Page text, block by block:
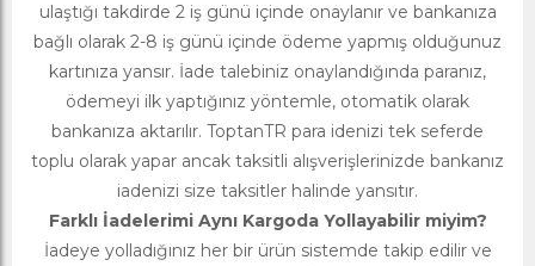
ulaştığı takdirde 2 iş günü içinde onaylanır ve bankanıza
bağlı olarak 2-8 iş günü içinde ödeme yapmış olduğunuz
kartınıza yansır. İade talebiniz onaylandığında paranız,
ödemeyi ilk yaptığınız yöntemle, otomatik olarak
bankanıza aktarılır. ToptanTR para idenizi tek seferde
toplu olarak yapar ancak taksitli alışverişlerinizde bankanız
iadenizi size taksitler halinde yansıtır.
Farklı İadelerimi Aynı Kargoda Yollayabilir miyim?
İadeye yolladığınız her bir ürün sistemde takip edilir ve